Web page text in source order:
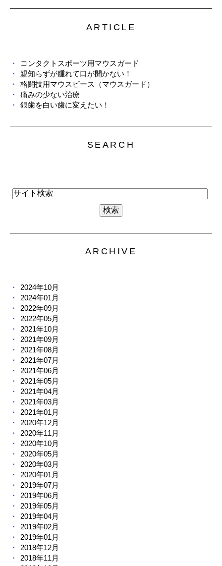
ARTICLE
コンタクトスポーツ用マウスガード
親知らずが腫れて口が開かない！
格闘技用マウスピース（マウスガード）
痛みの少ない治療
銀歯を白い歯に変えたい！
SEARCH
ARCHIVE
2024年10月
2024年01月
2022年09月
2022年05月
2021年10月
2021年09月
2021年08月
2021年07月
2021年06月
2021年05月
2021年04月
2021年03月
2021年01月
2020年12月
2020年11月
2020年10月
2020年05月
2020年03月
2020年01月
2019年07月
2019年06月
2019年05月
2019年04月
2019年02月
2019年01月
2018年12月
2018年11月